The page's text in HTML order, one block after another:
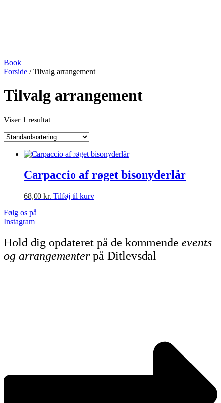
Book
Forside / Tilvalg arrangement
Tilvalg arrangement
Viser 1 resultat
Carpaccio af røget bisonyderlår
68,00 kr. Tilføj til kurv
Følg os på
Instagram
Hold dig opdateret på de kommende events
og arrangementerpå Ditlevsdal